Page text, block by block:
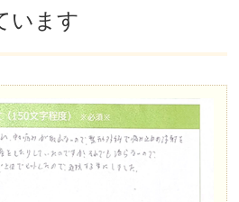
います